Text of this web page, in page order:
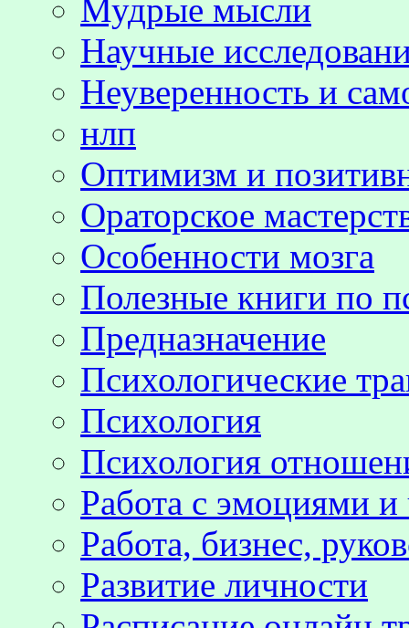
Мудрые мысли
Научные
Неуверенность и
нлп
Оптимизм и
Ораторское
Особенности мозга
Полезные книги по
Предназначение
Психологические
Психология
Психология
Работа с эмоциями и
Работа, бизнес,
Развитие личности